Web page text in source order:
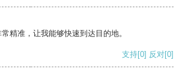
精准，让我能够快速到达目的地。
支持[0] 反对[0]